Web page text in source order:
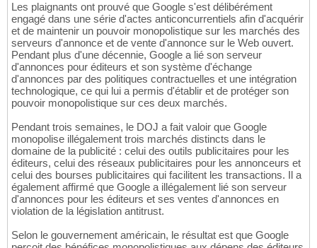
Les plaignants ont prouvé que Google s'est délibérément
engagé dans une série d'actes anticoncurrentiels afin d'acquérir
et de maintenir un pouvoir monopolistique sur les marchés des
serveurs d'annonce et de vente d'annonce sur le Web ouvert.
Pendant plus d'une décennie, Google a lié son serveur
d'annonces pour éditeurs et son système d'échange
d'annonces par des politiques contractuelles et une intégration
technologique, ce qui lui a permis d'établir et de protéger son
pouvoir monopolistique sur ces deux marchés.
Pendant trois semaines, le DOJ a fait valoir que Google
monopolise illégalement trois marchés distincts dans le
domaine de la publicité : celui des outils publicitaires pour les
éditeurs, celui des réseaux publicitaires pour les annonceurs et
celui des bourses publicitaires qui facilitent les transactions. Il a
également affirmé que Google a illégalement lié son serveur
d'annonces pour les éditeurs et ses ventes d'annonces en
violation de la législation antitrust.
Selon le gouvernement américain, le résultat est que Google